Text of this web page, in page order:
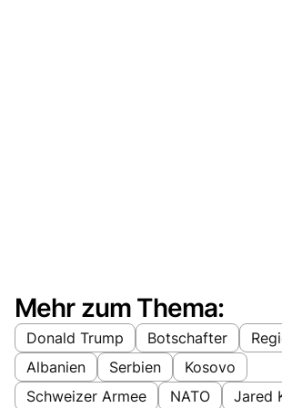
Mehr zum Thema:
Donald Trump Botschafter
Albanien
Serbien
Kosovo
Schweizer Armee
NATO Jared